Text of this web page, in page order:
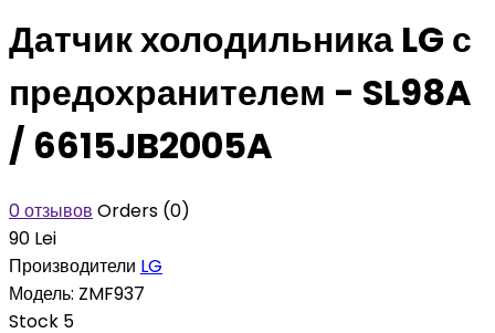
Датчик холодильника LG с
предохранителем - SL98A
/ 6615JB2005A
0 отзывов Orders (0)
90 Lei
Производители LG
Модель: ZMF937
Stock 5